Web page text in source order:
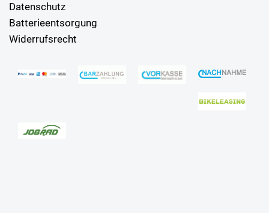
Datenschutz
Batterieentsorgung
Widerrufsrecht